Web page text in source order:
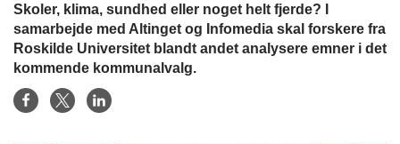
Skoler, klima, sundhed eller noget helt fjerde? I
samarbejde med Altinget og Infomedia skal forskere fra
Roskilde Universitet blandt andet analysere emner i det
kommende kommunalvalg.